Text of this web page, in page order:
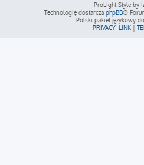
ProLight Style by
Technologię dostarcza phpBB®
Polski pakiet językowy
PRIVACY_LINK |